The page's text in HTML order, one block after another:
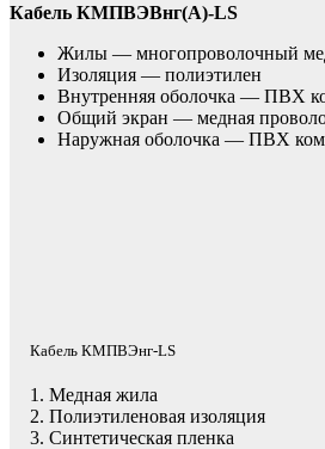
Кабель КМПВЭВнг(А)-LS
Жилы — многопроволочный
Изоляция — полиэтилен
Внутренняя оболочка — ПВХ
Общий экран — медная
Наружная оболочка — ПВХ
Кабель КМПВЭнг-LS
1. Медная жила
2. Полиэтиленовая изоляция
3. Синтетическая пленка